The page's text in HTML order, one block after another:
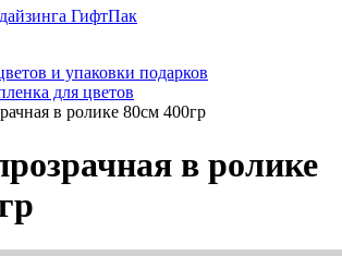
ГифтПак
и упаковки подарков
для цветов
в ролике 80см 400гр
в ролике